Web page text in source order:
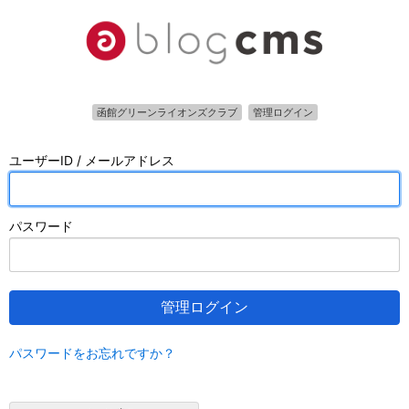
函館グリーンライオンズクラブ 管理ログイン
ユーザーID / メールアドレス
パスワード
管理ログイン
パスワードをお忘れですか？